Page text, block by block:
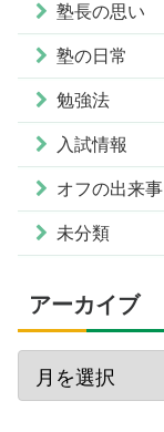
塾長の思い
塾の日常
勉強法
入試情報
オフの出来事
未分類
アーカイブ